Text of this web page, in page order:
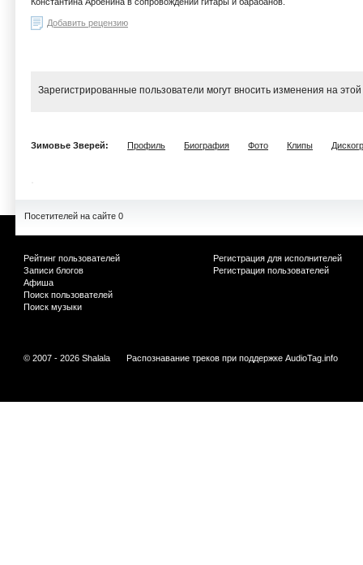
Добавить рецензию
Зарегистрированные пользователи могут вносить изменения на
Зимовье Зверей: Профиль Биография Фото Клипы
Посетителей на сайте 0
Рейтинг пользователей
Записи блогов
Афиша
Поиск пользователей
Поиск музыки
Регистрация для исполнителей
Регистрация пользователей
© 2007 - 2026 Shalala Распознавание треков при поддержке AudioTag.info